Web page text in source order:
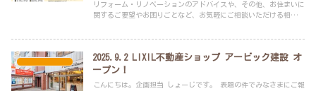
リフォーム・リノベーションのアドバイスや、その他、お住まいに
関するご要望やお困りごとなど、お気軽にご相談いただける相談会
2025.9.2 LIXIL不動産ショップ アービック建設 オ
ープン！
こんにちは。企画担当 しょーじです。 表題の件でみなさまにご報